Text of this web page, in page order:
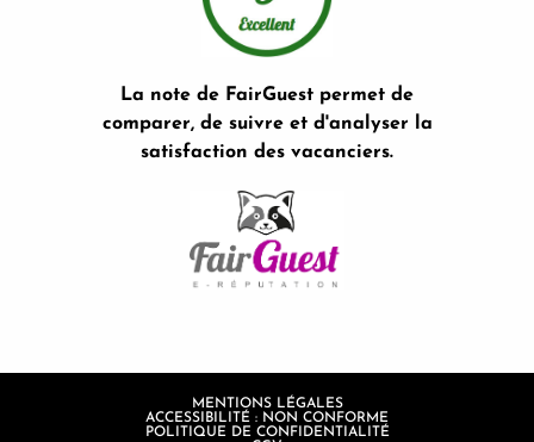
La note de FairGuest permet de
comparer, de suivre et d'analyser la
satisfaction des vacanciers.
MENTIONS LÉGALES
ACCESSIBILITÉ : NON CONFORME
POLITIQUE DE CONFIDENTIALITÉ